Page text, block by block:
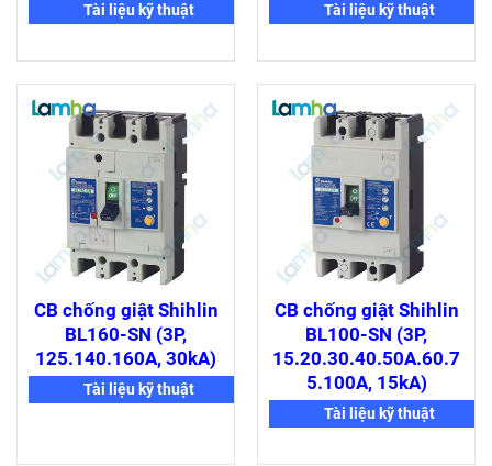
Tài liệu kỹ thuật Tài liệu kỹ thuật
CB chống giật Shihlin
BL160-SN (3P,
125.140.160A, 30kA)
Tài liệu kỹ thuật
CB chống giật Shihlin
BL100-SN (3P,
15.20.30.40.50A.60.7
5.100A, 15kA)
Tài liệu kỹ thuật